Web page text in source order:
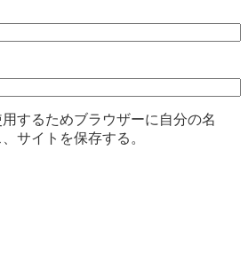
するためブラウザーに自分の名
サイトを保存する。